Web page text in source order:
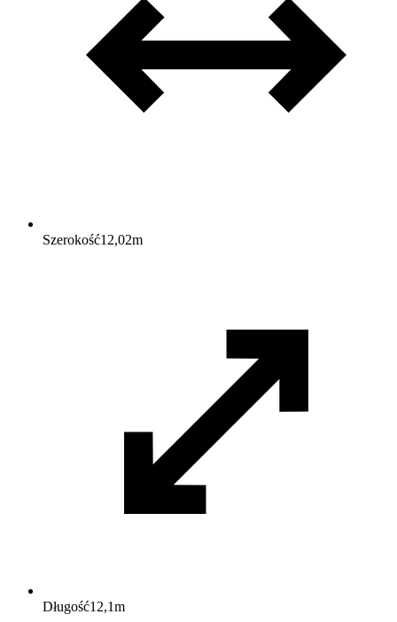
Szerokość12,02m
Długość12,1m